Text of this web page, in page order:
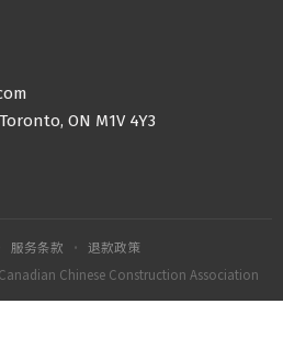
ON M1V 4Y3
服务条款 ·
退款政策
Chinese Construction Association